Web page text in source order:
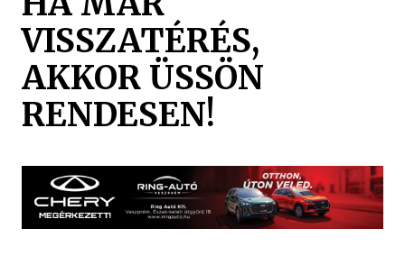
VISSZATÉRÉS,
AKKOR ÜSSÖN
RENDESEN!